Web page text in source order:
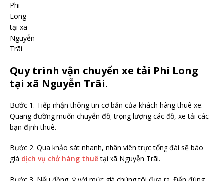
Phi
Long
tại xã
Nguyễn
Trãi
Quy trình vận chuyển xe tải Phi Long
tại xã Nguyễn Trãi.
Bước 1. Tiếp nhận thông tin cơ bản của khách hàng thuê xe.
Quãng đường muốn chuyển đồ, trọng lượng các đồ, xe tải các
bạn định thuê.
Bước 2. Qua khảo sát nhanh, nhân viên trực tổng đài sẽ báo
giá dịch vụ chở hàng thuêtại xã Nguyễn Trãi.